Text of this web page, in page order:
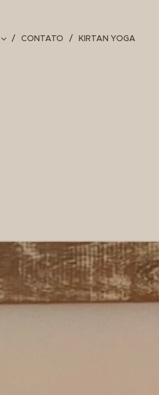
CONTATO KIRTAN YOGA